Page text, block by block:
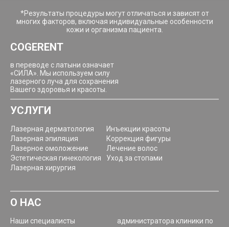
*Результаты процедуры могут отличаться и зависят от
многих факторов, включая индивидуальные особенности
кожи и организма пациента.
COGERENT
в переводе с латыни означает
«СИЛА». Мы используем силу
лазерного луча для сохранения
Вашего здоровья и красоты.
УСЛУГИ
Лазерная дерматология
Лазерная эпиляция
Лазерное омоложение
Эстетическая гинекология
Лазерная хирургия
Инъекции красоты
Коррекция фигуры
Лечение волос
Уход за стопами
О НАС
Наши специалисты
администратора клиники по